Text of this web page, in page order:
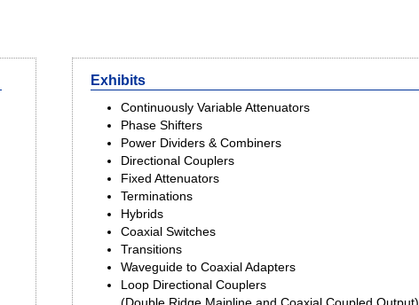
Exhibits
Continuously Variable Attenuators
Phase Shifters
Power Dividers & Combiners
Directional Couplers
Fixed Attenuators
Terminations
Hybrids
Coaxial Switches
Transitions
Waveguide to Coaxial Adapters
Loop Directional Couplers